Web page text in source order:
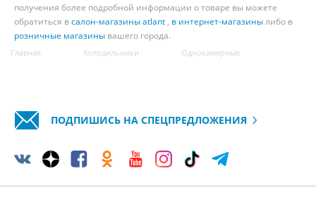
получения более подробной информации о товаре вы можете
обратиться всалон-магазины atlant , в интернет-магазинылибо в
розничные магазины вашего города.
Главная Холодильники Однокамерные
ПОДПИШИСЬ НА СПЕЦПРЕДЛОЖЕНИЯ